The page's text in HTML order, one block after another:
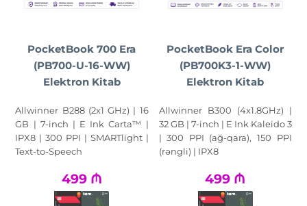
PocketBook 700 Era
(PB700-U-16-WW)
Elektron Kitab
Allwinner B288 (2x1 GHz) | 16
GB | 7-inch | E Ink Carta™ |
IPX8 | 300 PPI | SMARTlight |
Text-to-Speech
499 ₼
PocketBook Era Color
(PB700K3-1-WW)
Elektron Kitab
Allwinner B300 (4x1.8GHz) |
32 GB | 7-inch | E Ink Kaleido 3
| 300 PPI (ağ-qara), 150 PPI
(rəngli) | IPX8
499 ₼